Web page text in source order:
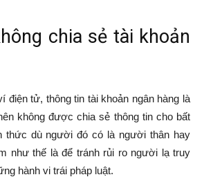
chia sẻ tài khoản
điện tử, thông tin tài khoản ngân hàng là
không được chia sẻ thông tin cho bất
thức dù người đó có là người thân hay
như thế là để tránh rủi ro người lạ truy
hành vi trái pháp luật.